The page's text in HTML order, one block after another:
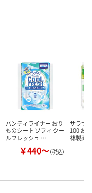
パンティライナー おり
ものシート ソフィ クー
ルフレッシュ …
￥440～（税込）
サラサ
100 お
林製薬